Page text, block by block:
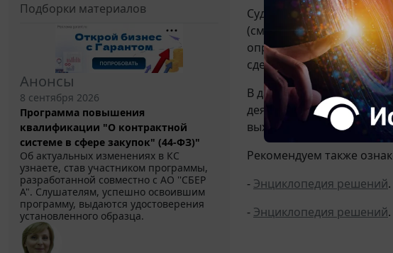
Подборки материалов
Анонсы
8 сентября 2026
Программа повышения
квалификации "О контрактной
системе в сфере закупок" (44-ФЗ)"
Об актуальных изменениях в КС
узнаете, став участником программы,
разработанной совместно с АО ''СБЕР
А". Слушателям, успешно освоившим
программу, выдаются удостоверения
установленного образца.
Судебной практикой
(смотрите, например,
определениях ВС РФот
сделки крупной при
В данном случае
деятельности (п. 1 ст. 50
выходит за пределы
Рекомендуем также
- Энциклопедия решений
- Энциклопедия решений